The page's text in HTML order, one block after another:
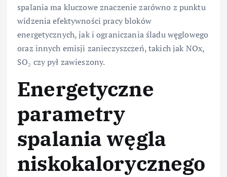
spalania ma kluczowe znaczenie zarówno z punktu
widzenia efektywności pracy bloków
energetycznych, jak i ograniczania śladu węglowego
oraz innych emisji zanieczyszczeń, takich jak NOx,
SO₂ czy pył zawieszony.
Energetyczne
parametry
spalania węgla
niskokalorycznego